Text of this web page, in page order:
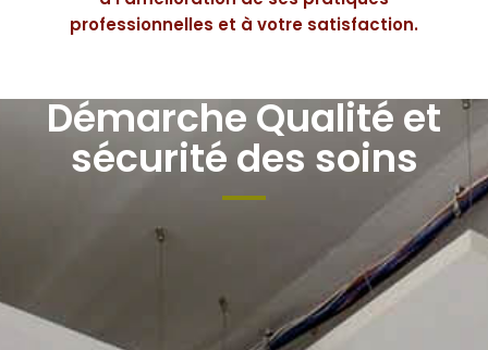
professionnelles et à votre satisfaction.
Démarche Qualité et
sécurité des soins